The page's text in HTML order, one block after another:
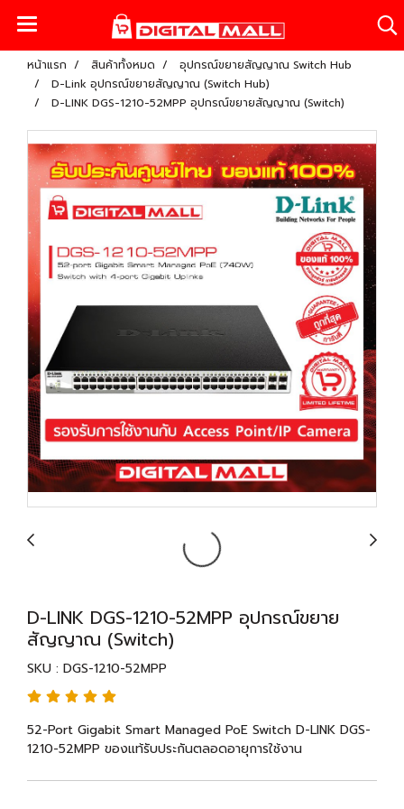
หน้าแรก สินค้าทั้งหมด
อุปกรณ์ขยายสัญญาณ Switch Hub
D-Link อุปกรณ์ขยายสัญญาณ (Switch Hub)
D-LINK DGS-1210-52MPP อุปกรณ์ขยายสัญญาณ (Switch)
D-LINK DGS-1210-52MPP อุปกรณ์ขยาย
สัญญาณ (Switch)
SKU : DGS-1210-52MPP
52-Port Gigabit Smart Managed PoE Switch D-LINK DGS-
1210-52MPP ของแท้รับประกันตลอดอายุการใช้งาน